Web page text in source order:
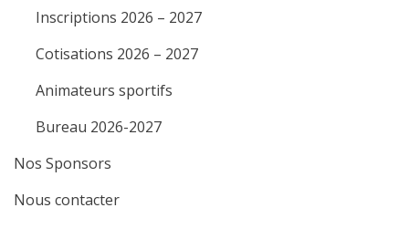
Inscriptions 2026 – 2027
Cotisations 2026 – 2027
Animateurs sportifs
Bureau 2026-2027
Nos Sponsors
Nous contacter